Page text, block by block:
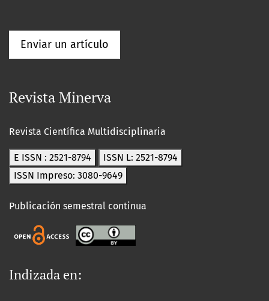
Enviar un artículo
Revista Minerva
Revista Científica Multidisciplinaria
E ISSN : 2521-8794
ISSN L: 2521-8794
ISSN Impreso: 3080-9649
Publicación semestral continua
Indizada en: